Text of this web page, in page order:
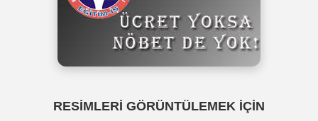
RESİMLERİ GÖRÜNTÜLEMEK İÇİN